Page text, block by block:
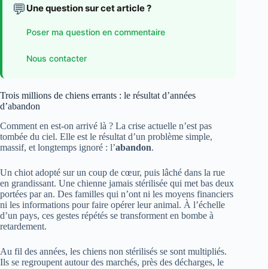
💬 Une question sur cet article ?
Poser ma question en commentaire
Nous contacter
Trois millions de chiens errants : le résultat d’années
d’abandon
Comment en est-on arrivé là ? La crise actuelle n’est pas
tombée du ciel. Elle est le résultat d’un problème simple,
massif, et longtemps ignoré : l’abandon.
Un chiot adopté sur un coup de cœur, puis lâché dans la rue
en grandissant. Une chienne jamais stérilisée qui met bas deux
portées par an. Des familles qui n’ont ni les moyens financiers
ni les informations pour faire opérer leur animal. À l’échelle
d’un pays, ces gestes répétés se transforment en bombe à
retardement.
Au fil des années, les chiens non stérilisés se sont multipliés.
Ils se regroupent autour des marchés, près des décharges, le